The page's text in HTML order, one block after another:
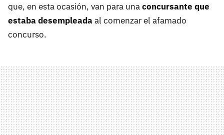
que, en esta ocasión, van para unaconcursante que
estaba desempleadaal comenzar el afamado
concurso.